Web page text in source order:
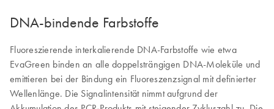
DNA-bindende Farbstoffe
Fluoreszierende interkalierende DNA-Farbstoffe wie etwa
EvaGreen binden an alle doppelsträngigen DNA-Moleküle und
emittieren bei der Bindung ein Fluoreszenzsignal mit definierter
Wellenlänge. Die Signalintensität nimmt aufgrund der